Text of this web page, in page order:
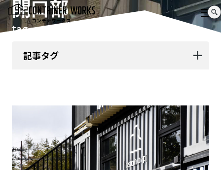
開口部
tag
記事タグ